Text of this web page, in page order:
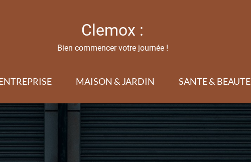
Clemox :
Bien commencer votre journée !
MAISON & JARDIN SANTE & BEAUTE